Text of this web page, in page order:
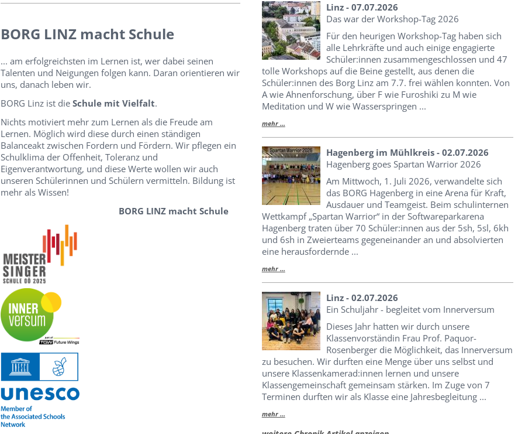
BORG LINZ macht Schule
... am erfolgreichsten im Lernen ist, wer dabei seinen
Talenten und Neigungen folgen kann. Daran orientieren wir
uns, danach leben wir.
BORG Linz ist die Schule mit Vielfalt.
Nichts motiviert mehr zum Lernen als die Freude am
Lernen. Möglich wird diese durch einen ständigen
Balanceakt zwischen Fordern und Fördern. Wir pflegen ein
Schulklima der Offenheit, Toleranz und
Eigenverantwortung, und diese Werte wollen wir auch
unseren Schülerinnen und Schülern vermitteln. Bildung ist
mehr als Wissen!
BORG LINZ macht Schule
Linz - 07.07.2026
Das war der Workshop-Tag 2026
Für den heurigen Workshop-Tag haben sich
alle Lehrkräfte und auch einige engagierte
Schüler:innen zusammengeschlossen und 47
tolle Workshops auf die Beine gestellt, aus denen die
Schüler:innen des Borg Linz am 7.7. frei wählen konnten. Von
A wie Ahnenforschung, über F wie Furoshiki zu M wie
Meditation und W wie Wasserspringen ...
mehr ...
Hagenberg im Mühlkreis - 02.07.2026
Hagenberg goes Spartan Warrior 2026
Am Mittwoch, 1. Juli 2026, verwandelte sich
das BORG Hagenberg in eine Arena für Kraft,
Ausdauer und Teamgeist. Beim schulinternen
Wettkampf „Spartan Warrior“ in der Softwareparkarena
Hagenberg traten über 70 Schüler:innen aus der 5sh, 5sl, 6kh
und 6sh in Zweierteams gegeneinander an und absolvierten
eine herausfordernde ...
mehr ...
Linz - 02.07.2026
Ein Schuljahr - begleitet vom Innerversum
Dieses Jahr hatten wir durch unsere
Klassenvorständin Frau Prof. Paquor-
Rosenberger die Möglichkeit, das Innerversum
zu besuchen. Wir durften eine Menge über uns selbst und
unsere Klassenkamerad:innen lernen und unsere
Klassengemeinschaft gemeinsam stärken. Im Zuge von 7
Terminen durften wir als Klasse eine Jahresbegleitung ...
mehr ...